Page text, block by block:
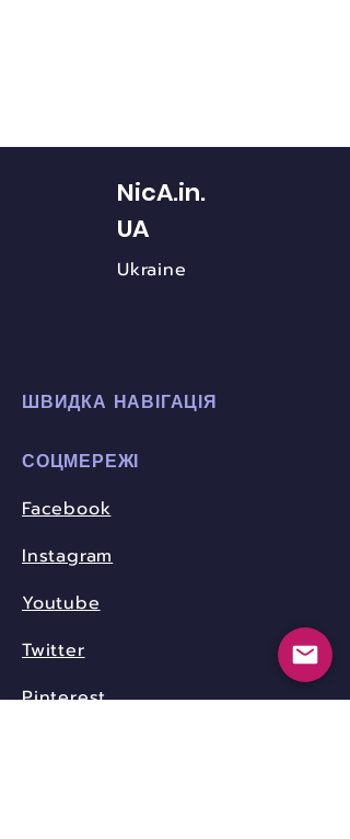
NicA.in.
UA
Ukraine
ШВИДКА НАВІГАЦІЯ
СОЦМЕРЕЖІ
Facebook
Instagram
Youtube
Twitter
Pinterest